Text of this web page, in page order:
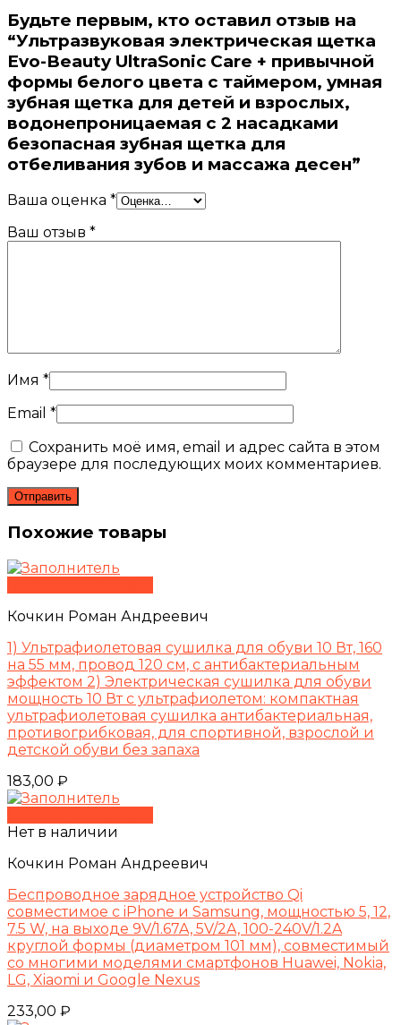
Будьте первым, кто оставил отзыв на
“Ультразвуковая электрическая щетка
Evo-Beauty UltraSonic Care + привычной
формы белого цвета с таймером, умная
зубная щетка для детей и взрослых,
водонепроницаемая с 2 насадками
безопасная зубная щетка для
отбеливания зубов и массажа десен”
Ваша оценка *
Ваш отзыв *
Имя *
Email *
Сохранить моё имя, email и адрес сайта в этом
браузере для последующих моих комментариев.
Похожие товары
Кочкин Роман Андреевич
1) Ультрафиолетовая сушилка для обуви 10 Вт, 160
на 55 мм, провод 120 см, с антибактериальным
эффектом 2) Электрическая сушилка для обуви
мощность 10 Вт с ультрафиолетом: компактная
ультрафиолетовая сушилка антибактериальная,
противогрибковая, для спортивной, взрослой и
детской обуви без запаха
183,00 ₽
Нет в наличии
Кочкин Роман Андреевич
Беспроводное зарядное устройство Qi
совместимое с iPhone и Samsung, мощностью 5, 12,
7.5 W, на выходе 9V/1.67A, 5V/2A, 100-240V/1.2A
круглой формы (диаметром 101 мм), совместимый
со многими моделями смартфонов Huawei, Nokia,
LG, Xiaomi и Google Nexus
233,00 ₽